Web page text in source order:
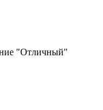
"Отличный"